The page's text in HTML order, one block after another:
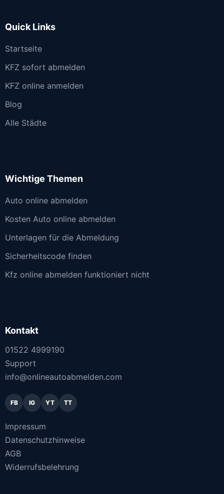
Quick Links
Startseite
KFZ sofort abmelden
KFZ online anmelden
Blog
Alle Städte
Wichtige Themen
Auto online abmelden
Kosten Auto online abmelden
Unterlagen für die Abmeldung
Sicherheitscode finden
Kfz online abmelden funktioniert nicht
Kontakt
01522 4999190
Support
info@onlineautoabmelden.com
FB IG YT TT
Impressum
Datenschutzhinweise
AGB
Widerrufsbelehrung